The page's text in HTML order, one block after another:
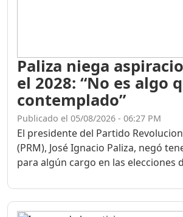
Paliza niega
el 2028: “No es algo
contemplado”
Publicado el 05/08/2026 - 06:27 PM
El presidente del Partido
(PRM), José Ignacio Paliza, negó
para algún cargo en las elecciones